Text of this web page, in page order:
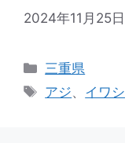
2024年11月25日
三重県
アジ、 イワシ